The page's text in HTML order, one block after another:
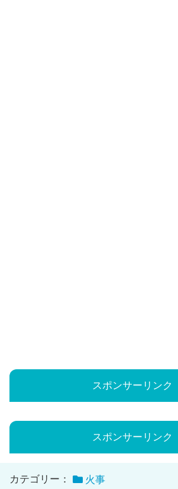
スポンサーリンク
スポンサーリンク
カテゴリー：
火事